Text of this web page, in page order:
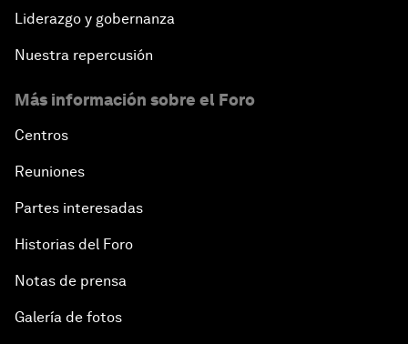
Liderazgo y gobernanza
Nuestra repercusión
Más información sobre el Foro
Centros
Reuniones
Partes interesadas
Historias del Foro
Notas de prensa
Galería de fotos